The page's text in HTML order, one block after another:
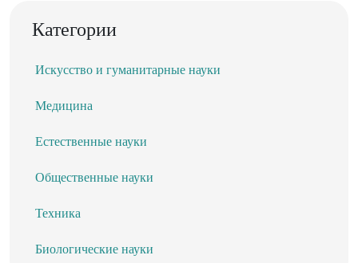
Категории
Искусство и гуманитарные науки
Медицина
Естественные науки
Общественные науки
Техника
Биологические науки